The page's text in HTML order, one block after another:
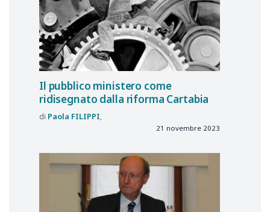
Il pubblico ministero come
ridisegnato dalla riforma Cartabia
Paola FILIPPI
21 novembre 2023